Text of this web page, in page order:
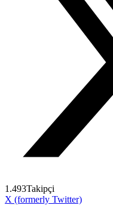
1.493Takipçi
X (formerly Twitter)